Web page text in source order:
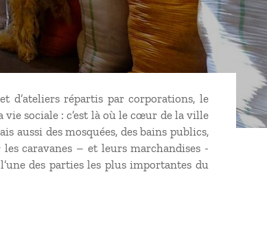
d’ateliers répartis par corporations, le
sociale : c’est là où le cœur de la ville
aussi des mosquées, des bains publics,
caravanes – et leurs marchandises -
des parties les plus importantes du